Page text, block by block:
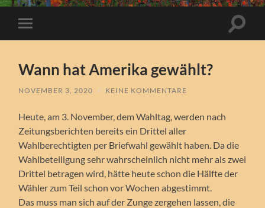
Mobile-
Menü
Wann hat Amerika gewählt?
NOVEMBER 3, 2020 / KEINE KOMMENTARE
Heute, am 3. November, dem Wahltag, werden nach
Zeitungsberichten bereits ein Drittel aller
Wahlberechtigten per Briefwahl gewählt haben. Da die
Wahlbeteiligung sehr wahrscheinlich nicht mehr als zwei
Drittel betragen wird, hätte heute schon die Hälfte der
Wähler zum Teil schon vor Wochen abgestimmt.
Das muss man sich auf der Zunge zergehen lassen, die